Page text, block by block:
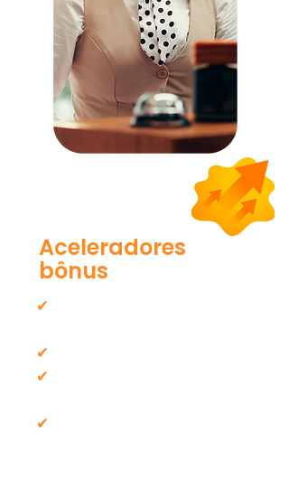
Aceleradores
bônus
✔
✔
✔
✔